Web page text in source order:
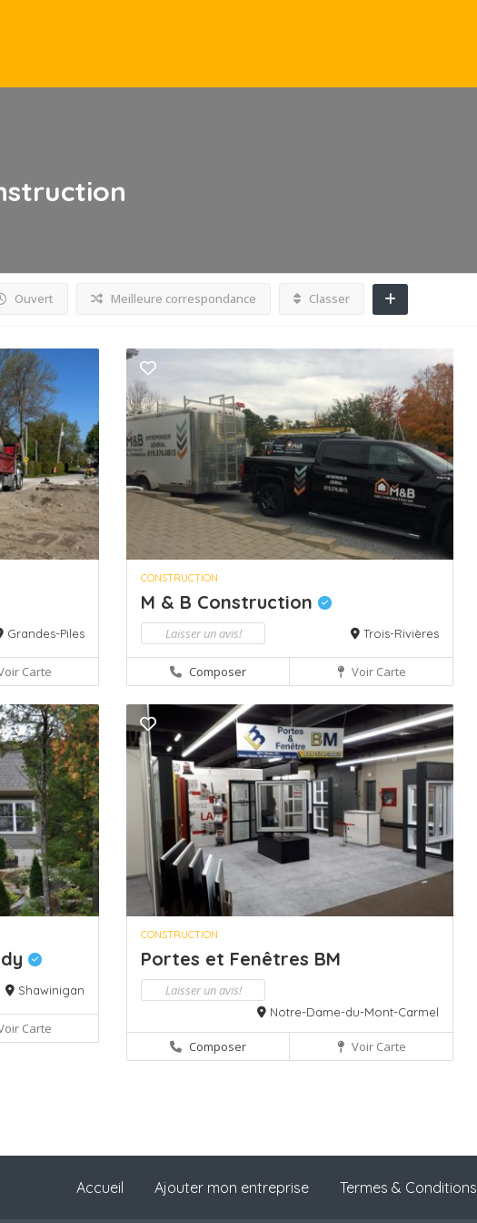
Ouvert Meilleure correspondance Classer
Grandes-Piles
Carte
CONSTRUCTION
M & B Construction
Laisser un avis! Trois-Rivières
Composer Voir Carte
Shawinigan
Carte
CONSTRUCTION
Portes et Fenêtres BM
Laisser un avis!
Notre-Dame-du-Mont-Carmel
Composer Voir Carte
Accueil Ajouter mon entreprise Termes & Conditions